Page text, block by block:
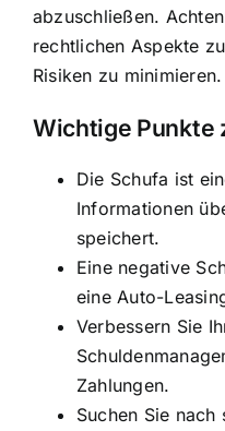
abzuschließen.
rechtlichen Aspekte
Risiken zu minimieren.
Wichtige Punkte
Die Schufa ist
Informationen
speichert.
Eine negative
eine Auto-
Verbessern Sie
Zahlungen.
Suchen Sie nach